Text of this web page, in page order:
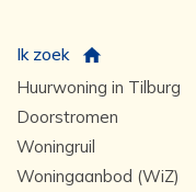
Ik zoek
Huurwoning in Tilburg
Doorstromen
Woningruil
Woningaanbod (WiZ)